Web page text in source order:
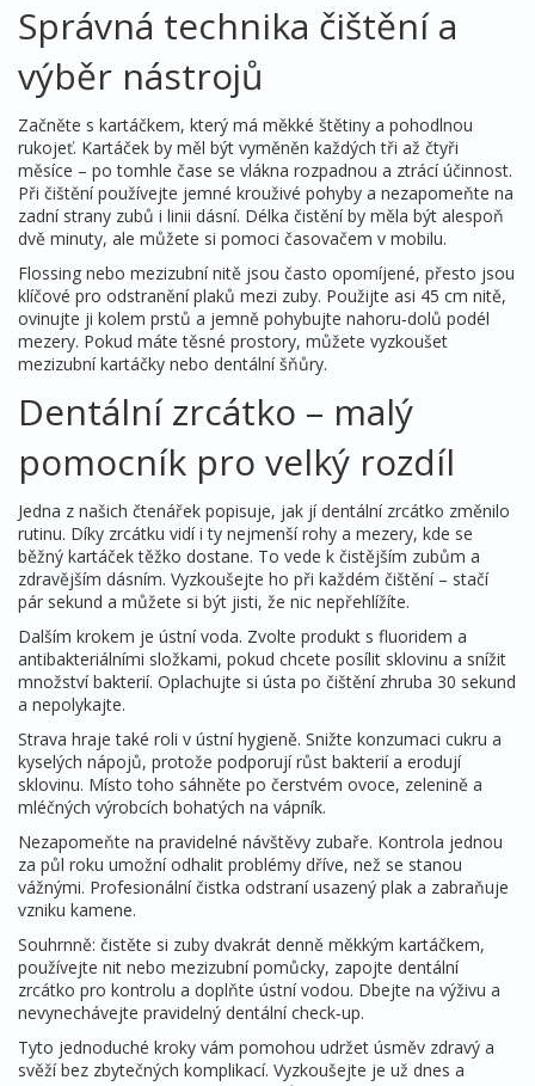
Správná technika čištění a
výběr nástrojů
Začněte s kartáčkem, který má měkké štětiny a pohodlnou
rukojeť. Kartáček by měl být vyměněn každých tři až čtyři
měsíce – po tomhle čase se vlákna rozpadnou a ztrácí účinnost.
Při čištění používejte jemné krouživé pohyby a nezapomeňte na
zadní strany zubů i linii dásní. Délka čistění by měla být alespoň
dvě minuty, ale můžete si pomoci časovačem v mobilu.
Flossing nebo mezizubní nitě jsou často opomíjené, přesto jsou
klíčové pro odstranění plaků mezi zuby. Použijte asi 45 cm nitě,
ovinujte ji kolem prstů a jemně pohybujte nahoru‑dolů podél
mezery. Pokud máte těsné prostory, můžete vyzkoušet
mezizubní kartáčky nebo dentální šňůry.
Dentální zrcátko – malý
pomocník pro velký rozdíl
Jedna z našich čtenářek popisuje, jak jí dentální zrcátko změnilo
rutinu. Díky zrcátku vidí i ty nejmenší rohy a mezery, kde se
běžný kartáček těžko dostane. To vede k čistějším zubům a
zdravějším dásním. Vyzkoušejte ho při každém čištění – stačí
pár sekund a můžete si být jisti, že nic nepřehlížíte.
Dalším krokem je ústní voda. Zvolte produkt s fluoridem a
antibakteriálními složkami, pokud chcete posílit sklovinu a snížit
množství bakterií. Oplachujte si ústa po čištění zhruba 30 sekund
a nepolykajte.
Strava hraje také roli v ústní hygieně. Snižte konzumaci cukru a
kyselých nápojů, protože podporují růst bakterií a erodují
sklovinu. Místo toho sáhněte po čerstvém ovoce, zelenině a
mléčných výrobcích bohatých na vápník.
Nezapomeňte na pravidelné návštěvy zubaře. Kontrola jednou
za půl roku umožní odhalit problémy dříve, než se stanou
vážnými. Profesionální čistka odstraní usazený plak a zabraňuje
vzniku kamene.
Souhrnně: čistěte si zuby dvakrát denně měkkým kartáčkem,
používejte nit nebo mezizubní pomůcky, zapojte dentální
zrcátko pro kontrolu a doplňte ústní vodou. Dbejte na výživu a
nevynechávejte pravidelný dentální check‑up.
Tyto jednoduché kroky vám pomohou udržet úsměv zdravý a
svěží bez zbytečných komplikací. Vyzkoušejte je už dnes a